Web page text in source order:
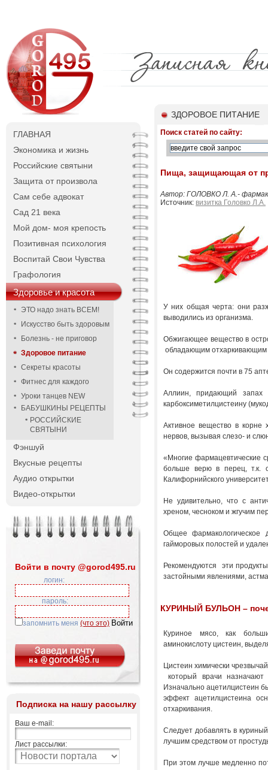
ГЛАВНАЯ
Экономика и жизнь
Российские святыни
Защита от произвола
Сам себе адвокат
Сад 21 века
Мой дом- моя крепость
Позитивная психология
Воспитай Свои Чувства
Графология
Здоровье и красота
ЭТО надо знать ВСЕМ!
Искусство быть здоровым
Болезнь - не приговор
Здоровое питание
Секреты красоты
Фитнес для каждого
Уроки танцев NEW
БАБУШКИНЫ РЕЦЕПТЫ
РОССИЙСКИЕ
СВЯТЫНИ
Фэншуй
Вкусные рецепты
Аудио открытки
Видео-открытки
Войти в почту @gorod495.ru
логин:
пароль:
запомнить меня (что это)
Подписка на нашу рассылку
Ваш e-mail:
Лист рассылки:
ЗДОРОВОЕ ПИТАНИЕ
Поиск статей по сайту:
Пища, защищающая от
Автор: ГОЛОВКО Л. А.-
Источник: визитка Головко Л.А.
У них общая черта: они
выводились из организма.
Обжигающее вещество в
обладающим отхаркивающим
Он содержится почти в 75
Аллиин, придающий запах
карбоксиметилцистеину
Активное вещество в корне
нервов, вызывая слезо- и
«Многие фармацевтические
больше верю в перец, т.к.
Калифорнийского
Не удивительно, что с
хреном, чесноком и жгучим
Общее фармакологическое
гайморовых полостей и
Рекомендуются эти
застойными явлениями,
КУРИНЫЙ БУЛЬОН –
Куриное мясо, как
аминокислоту цистеин,
Цистеин химически
который врачи
Изначально ацетилцистеин
эффект ацетилцистеина
отхаркивания.
Следует добавлять в
лучшим средством от
При этом лучше медленно